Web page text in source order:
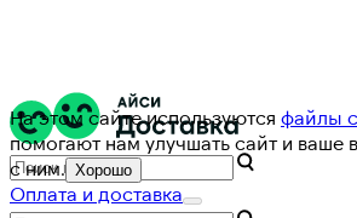
На этом сайте используются файлы
помогают нам улучшать сайт и ваше
с ним. Хорошо
Оплата и доставка